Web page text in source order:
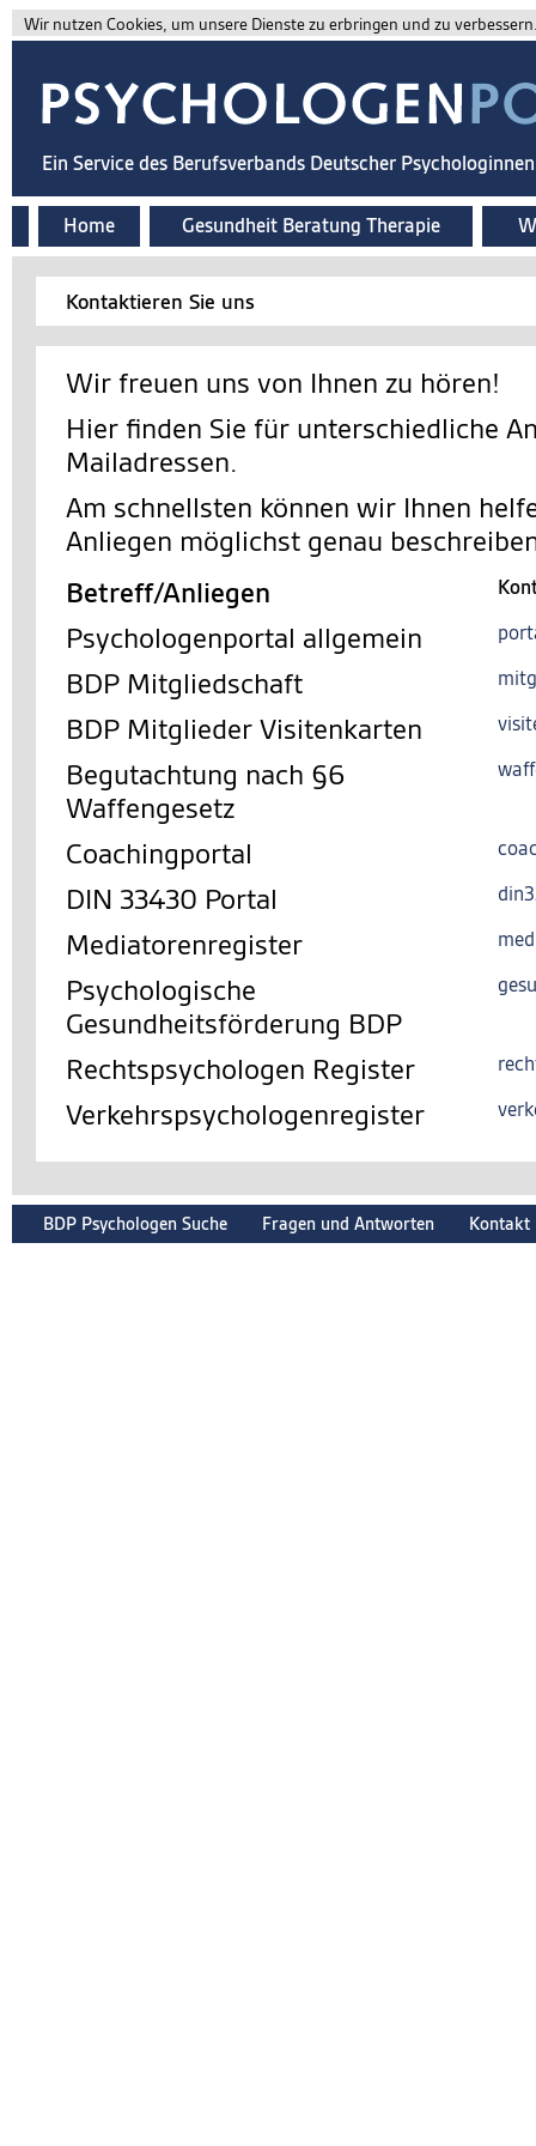
Wir nutzen Cookies, um unsere Dienste zu erbringen und zu
Ein Service des Berufsverbands Deutscher
Home Gesundheit Beratung Therapie
Kontaktieren Sie uns
Wir freuen uns von Ihnen zu hören!
Hier finden Sie für unterschiedliche
Mailadressen.
Am schnellsten können wir Ihnen
Anliegen möglichst genau
Betreff/Anliegen
Psychologenportal allgemein
BDP Mitgliedschaft
BDP Mitglieder Visitenkarten
Begutachtung nach §6
Waffengesetz
Coachingportal
DIN 33430 Portal
Mediatorenregister
Psychologische
Gesundheitsförderung BDP
Rechtspsychologen Register
Verkehrspsychologenregister
BDP Psychologen Suche Fragen und Antworten Kontakt